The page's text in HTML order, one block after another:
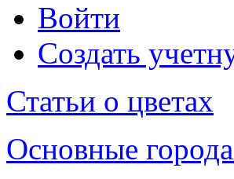
Войти
Создать
Статьи о цветах
Основные